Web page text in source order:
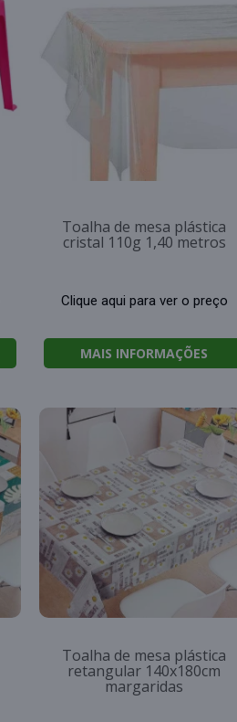
Toalha de mesa plástica
cristal 110g 1,40 metros
Clique aqui para ver o preço
MAIS INFORMAÇÕES
Toalha de mesa plástica
retangular 140x180cm
margaridas